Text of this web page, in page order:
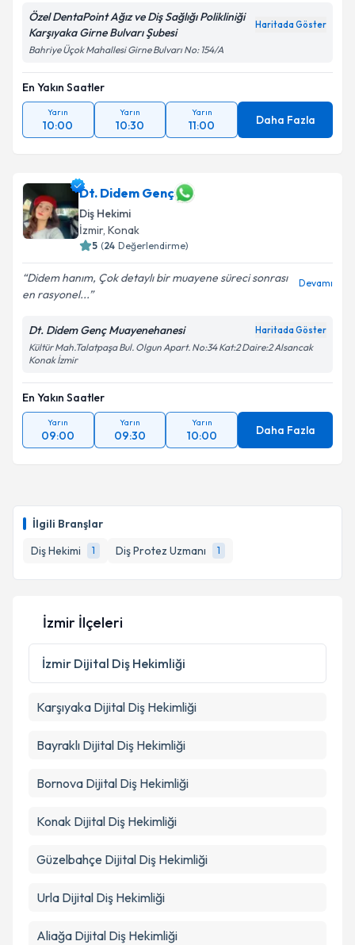
İlgili Branşlar
Diş Hekimi
1 Diş Protez Uzmanı 1
Özel DentaPoint Ağız ve Diş Sağlığı Polikliniği
Karşıyaka Girne Bulvarı Şubesi
Haritada Göster
Bahriye Üçok Mahallesi Girne Bulvarı No: 154/A
En Yakın Saatler
Yarın
10:00
Yarın
10:30
Yarın
11:00 Daha Fazla
Dt. Didem Genç
Diş Hekimi
İzmir, Konak
5 (24 Değerlendirme)
Didem hanım, Çok detaylı bir muayene süreci sonrası
en rasyonel...
Devamı
Dt. Didem Genç Muayenehanesi Haritada Göster
Kültür Mah.Talatpaşa Bul. Olgun Apart. No:34 Kat:2 Daire:2 Alsancak
Konak İzmir
En Yakın Saatler
Yarın
09:00
Yarın
09:30
Yarın
10:00 Daha Fazla
İzmir İlçeleri
İzmir Dijital Diş Hekimliği
Karşıyaka Dijital Diş Hekimliği
Bayraklı Dijital Diş Hekimliği
Bornova Dijital Diş Hekimliği
Konak Dijital Diş Hekimliği
Güzelbahçe Dijital Diş Hekimliği
Urla Dijital Diş Hekimliği
Aliağa Dijital Diş Hekimliği